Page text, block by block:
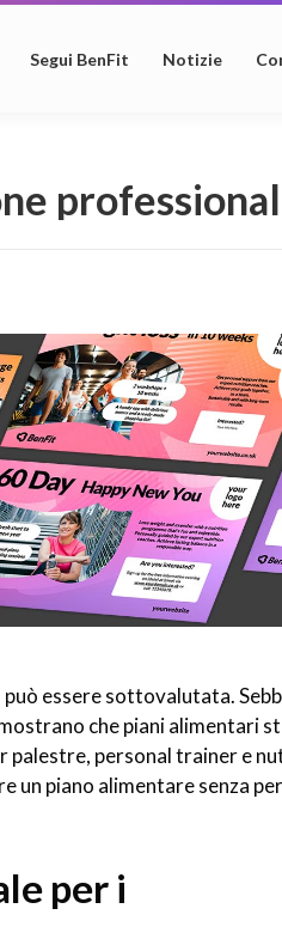
Segui BenFit Notizie
essere sottovalutata.
che piani alimentari
palestre, personal trainer e
un piano alimentare senza
per i